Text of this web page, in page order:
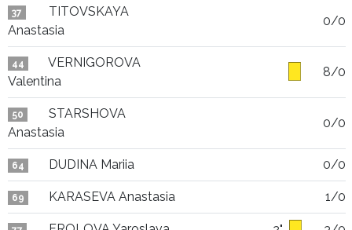
37
TITOVSKAYA
Anastasia
0/0
44
VERNIGOROVA
Valentina
8/0
50
STARSHOVA
Anastasia
0/0
64 DUDINA Mariia 0/0
69 KARASEVA Anastasia 1/0